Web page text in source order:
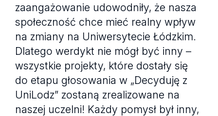
zaangażowanie udowodniły, że nasza
społeczność chce mieć realny wpływ
na zmiany na Uniwersytecie Łódzkim.
Dlatego werdykt nie mógł być inny –
wszystkie projekty, które dostały się
do etapu głosowania w „Decyduję z
UniLodz” zostaną zrealizowane na
naszej uczelni! Każdy pomysł był inny,